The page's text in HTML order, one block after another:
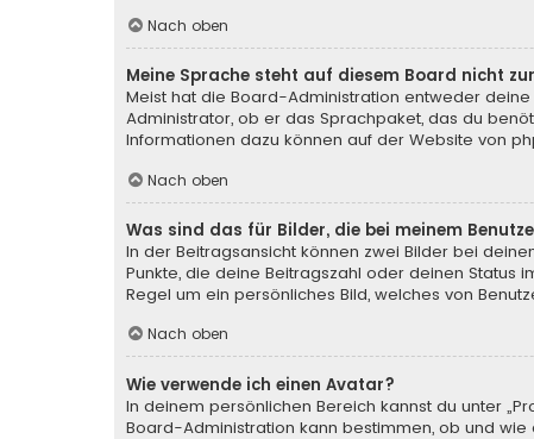
Nach oben
Meine Sprache steht auf diesem Board nicht
Meist hat die Board-Administration entweder
Administrator, ob er das Sprachpaket, das du
Informationen dazu können auf der Website von
Nach oben
Was sind das für Bilder, die bei meinem
In der Beitragsansicht können zwei Bilder bei
Punkte, die deine Beitragszahl oder deinen Status
Regel um ein persönliches Bild, welches von
Nach oben
Wie verwende ich einen Avatar?
In deinem persönlichen Bereich kannst du unter
Board-Administration kann bestimmen, ob und